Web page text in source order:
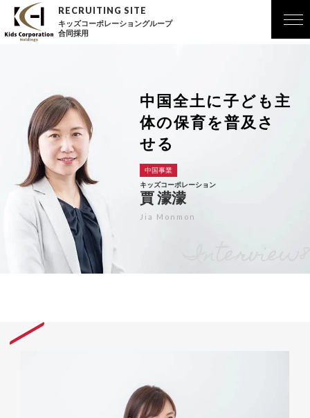
キッズコーポレーショングループ
合同採用
中国全土に子ども主
体の保育を普及さ
せる
中国事業
キッズコーポレーション
賈 濛濛
Jia Monmon